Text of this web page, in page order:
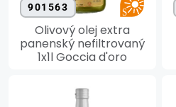
901563
Olivový olej extra
panenský nefiltrovaný
1x1l Goccia d'oro